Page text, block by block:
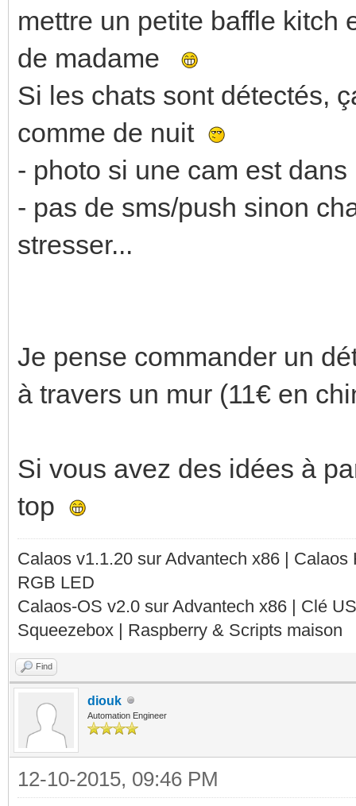
mettre un petite baffle kitch
de madame
Si les chats sont détectés,
comme de nuit
- photo si une cam est
- pas de sms/push sinon
stresser...
Je pense commander un
à travers un mur (11€ en
Si vous avez des idées à
top
Calaos v1.1.20 sur Advantech x86 |
RGB LED
Calaos-OS v2.0 sur Advantech x86 | Clé
Squeezebox | Raspberry & Scripts maison
Find
diouk
Automation Engineer
12-10-2015, 09:46 PM